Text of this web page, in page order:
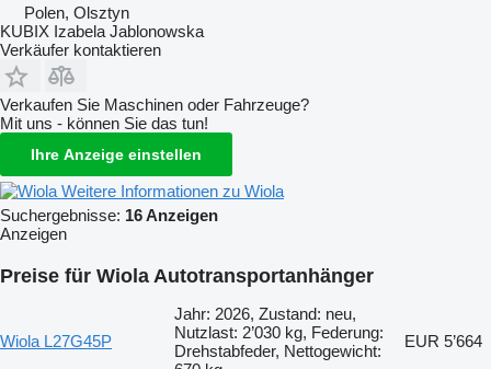
Polen, Olsztyn
KUBIX Izabela Jablonowska
Verkäufer kontaktieren
Verkaufen Sie Maschinen oder Fahrzeuge?
Mit uns - können Sie das tun!
Ihre Anzeige einstellen
Weitere Informationen zu Wiola
Suchergebnisse: 16 Anzeigen
Anzeigen
Preise für Wiola Autotransportanhänger
Wiola L27G45P
Jahr: 2026, Zustand: neu,
Nutzlast: 2’030 kg, Federung:
Drehstabfeder, Nettogewicht:
EUR 5’664